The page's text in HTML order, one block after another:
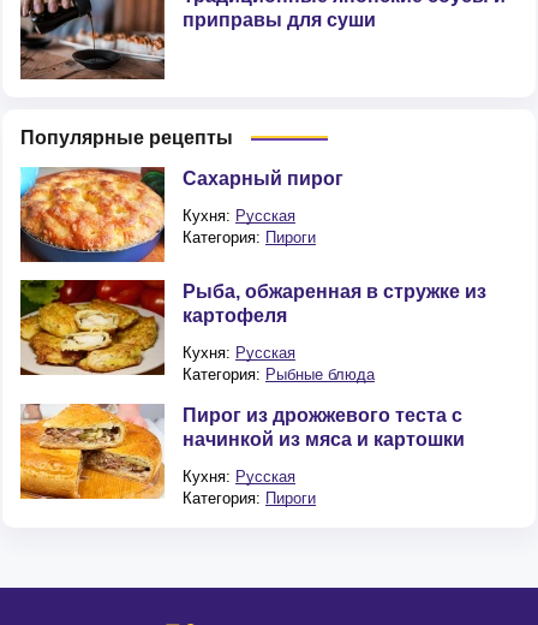
приправы для суши
Популярные рецепты
Сахарный пирог
Кухня: Русская
Категория: Пироги
Рыба, обжаренная в стружке из
картофеля
Кухня: Русская
Категория: Рыбные блюда
Пирог из дрожжевого теста с
начинкой из мяса и картошки
Кухня: Русская
Категория: Пироги